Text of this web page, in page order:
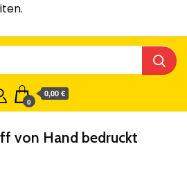
0
0,00 €
von Hand bedruckt